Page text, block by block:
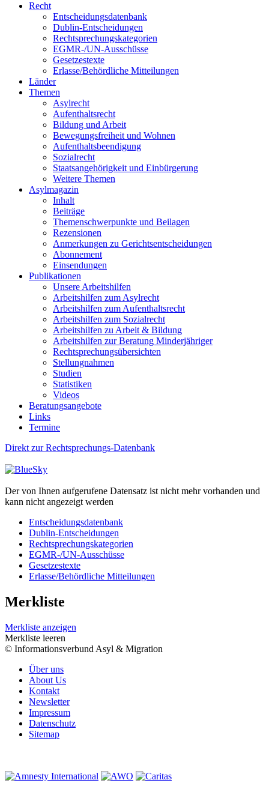
Recht
Entscheidungsdatenbank
Dublin-Entscheidungen
Rechtsprechungskategorien
EGMR-/UN-Ausschüsse
Gesetzestexte
Erlasse/Behördliche Mitteilungen
Länder
Themen
Asylrecht
Aufenthaltsrecht
Bildung und Arbeit
Bewegungsfreiheit und Wohnen
Aufenthaltsbeendigung
Sozialrecht
Staatsangehörigkeit und Einbürgerung
Weitere Themen
Asylmagazin
Inhalt
Beiträge
Themenschwerpunkte und Beilagen
Rezensionen
Anmerkungen zu Gerichtsentscheidungen
Abonnement
Einsendungen
Publikationen
Unsere Arbeitshilfen
Arbeitshilfen zum Asylrecht
Arbeitshilfen zum Aufenthaltsrecht
Arbeitshilfen zum Sozialrecht
Arbeitshilfen zu Arbeit & Bildung
Arbeitshilfen zur Beratung Minderjähriger
Rechtsprechungsübersichten
Stellungnahmen
Studien
Statistiken
Videos
Beratungsangebote
Links
Termine
Direkt zur Rechtsprechungs-Datenbank
Der von Ihnen aufgerufene Datensatz ist nicht mehr vorhanden und
kann nicht angezeigt werden
Entscheidungsdatenbank
Dublin-Entscheidungen
Rechtsprechungskategorien
EGMR-/UN-Ausschüsse
Gesetzestexte
Erlasse/Behördliche Mitteilungen
Merkliste
Merkliste anzeigen
Merkliste leeren
© Informationsverbund Asyl & Migration
Über uns
About Us
Kontakt
Newsletter
Impressum
Datenschutz
Sitemap